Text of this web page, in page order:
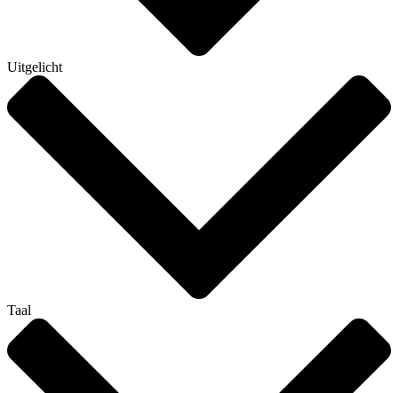
Uitgelicht
Taal